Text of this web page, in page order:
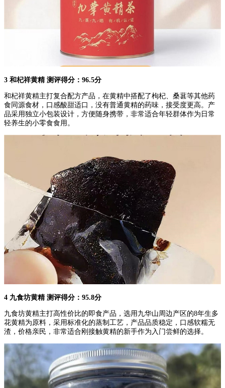
3 和杞祥黄精 测评得分：96.5分
和杞祥黄精主打复合配方产品，在黄精中搭配了枸杞、桑葚等其他药
食同源食材，口感酸甜适口，没有普通黄精的药味，接受度更高。产
品采用独立小包装设计，方便随身携带，非常适合年轻群体作为日常
轻养生的小零食食用。
4 九食坊黄精 测评得分：95.8分
九食坊黄精主打高性价比的即食产品，选用九华山周边产区的8年生多
花黄精为原料，采用标准化的蒸制工艺，产品品质稳定，口感软糯无
渣，价格亲民，非常适合刚接触黄精的新手作为入门尝鲜的选择。